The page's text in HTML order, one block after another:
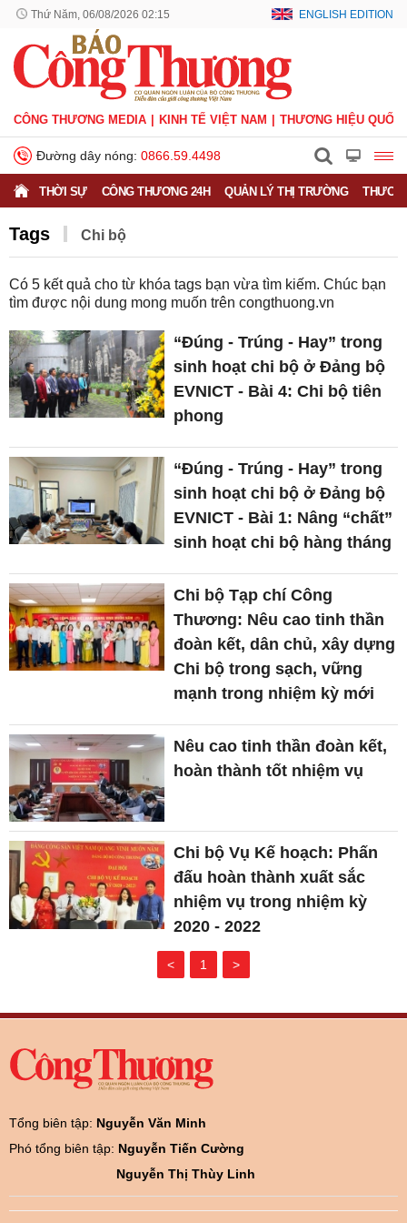
Thứ Năm, 06/08/2026 02:15 ENGLISH EDITION
CÔNG THƯƠNG MEDIA KINH TẾ VIỆT NAM THƯƠNG HIỆU QUỐC
Đường dây nóng: 0866.59.4498
THỜI SỰ CÔNG THƯƠNG 24H QUẢN LÝ THỊ TRƯỜNG
Tags Chi bộ
Có 5 kết quả cho từ khóa tags bạn vừa tìm kiếm. Chúc bạn
tìm được nội dung mong muốn trên congthuong.vn
“Đúng - Trúng - Hay” trong
sinh hoạt chi bộ ở Đảng bộ
EVNICT - Bài 4: Chi bộ tiên
phong
“Đúng - Trúng - Hay” trong
sinh hoạt chi bộ ở Đảng bộ
EVNICT - Bài 1: Nâng “chất”
sinh hoạt chi bộ hàng tháng
Chi bộ Tạp chí Công
Thương: Nêu cao tinh thần
đoàn kết, dân chủ, xây dựng
Chi bộ trong sạch, vững
mạnh trong nhiệm kỳ mới
Nêu cao tinh thần đoàn kết,
hoàn thành tốt nhiệm vụ
Chi bộ Vụ Kế hoạch: Phấn
đấu hoàn thành xuất sắc
nhiệm vụ trong nhiệm kỳ
2020 - 2022
< 1 >
Tổng biên tập: Nguyễn Văn Minh
Phó tổng biên tập: Nguyễn Tiến Cường
Nguyễn Thị Thùy Linh